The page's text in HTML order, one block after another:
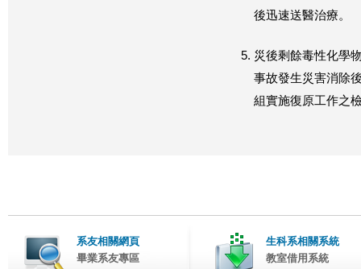
後迅速送醫治療。
災後剩餘毒性化學
事故發生災害消除
組實施復原工作之
系友相關網頁
畢業系友專區
生科系相關系統
教室借用系統